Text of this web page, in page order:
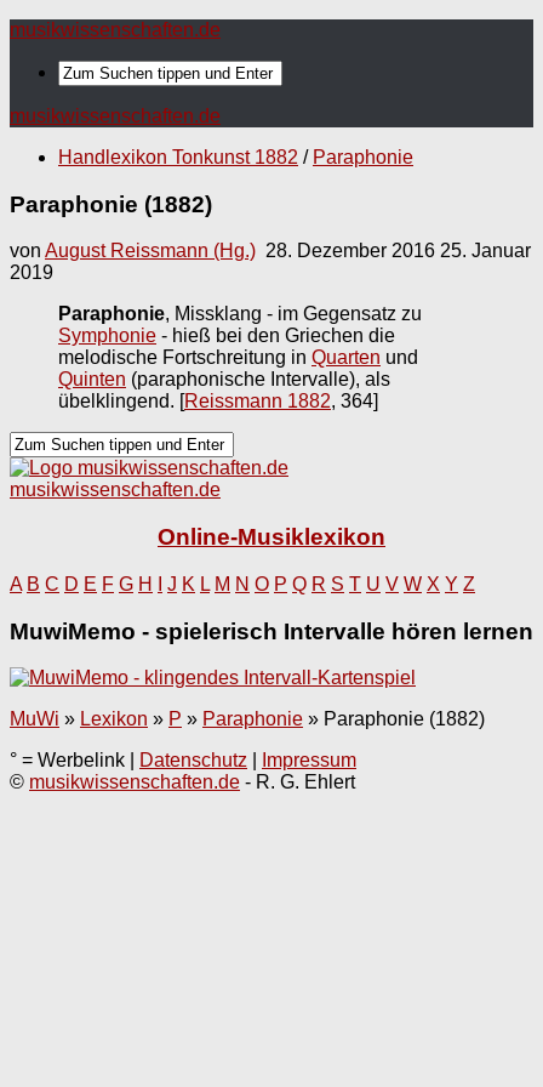
musikwissenschaften.de
musikwissenschaften.de
Handlexikon Tonkunst 1882 / Paraphonie
Paraphonie (1882)
von August Reissmann (Hg.) 28. Dezember 2016 25. Januar
2019
Paraphonie, Missklang - im Gegensatz zu
Symphonie - hieß bei den Griechen die
melodische Fortschreitung in Quarten und
Quinten (paraphonische Intervalle), als
übelklingend. [Reissmann 1882, 364]
musikwissenschaften.de
Online-Musiklexikon
A B C D E F G H J K L M N O P Q R S T U V W X Y Z
MuwiMemo - spielerisch Intervalle hören lernen
MuWi » Lexikon » P » Paraphonie » Paraphonie (1882)
° = Werbelink |
Datenschutz
Impressum
© musikwissenschaften.de - R. G. Ehlert